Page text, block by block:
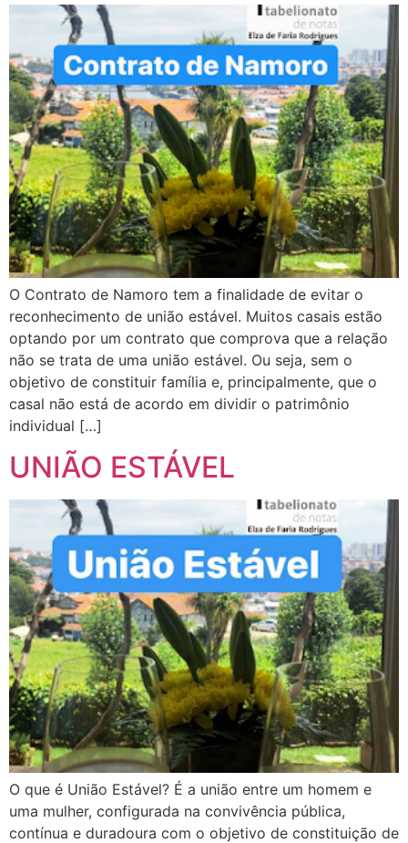
O Contrato de Namoro tem a finalidade de evitar o
reconhecimento de união estável. Muitos casais estão
optando por um contrato que comprova que a relação
não se trata de uma união estável. Ou seja, sem o
objetivo de constituir família e, principalmente, que o
casal não está de acordo em dividir o patrimônio
individual […]
UNIÃO ESTÁVEL
O que é União Estável? É a união entre um homem e
uma mulher, configurada na convivência pública,
contínua e duradoura com o objetivo de constituição de